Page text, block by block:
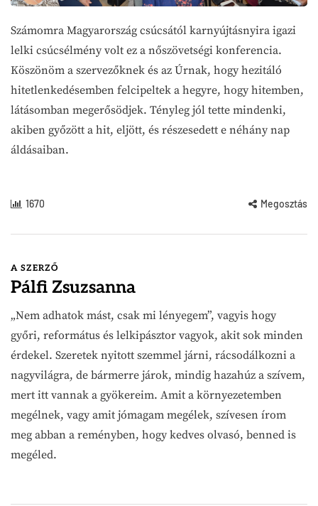
Számomra Magyarország csúcsától karnyújtásnyira igazi
lelki csúcsélmény volt ez a nőszövetségi konferencia.
Köszönöm a szervezőknek és az Úrnak, hogy hezitáló
hitetlenkedésemben felcipeltek a hegyre, hogy hitemben,
látásomban megerősödjek. Tényleg jól tette mindenki,
akiben győzött a hit, eljött, és részesedett e néhány nap
áldásaiban.
1670 Megosztás
A SZERZŐ
Pálfi Zsuzsanna
„Nem adhatok mást, csak mi lényegem”, vagyis hogy
győri, református és lelkipásztor vagyok, akit sok minden
érdekel. Szeretek nyitott szemmel járni, rácsodálkozni a
nagyvilágra, de bármerre járok, mindig hazahúz a szívem,
mert itt vannak a gyökereim. Amit a környezetemben
megélnek, vagy amit jómagam megélek, szívesen írom
meg abban a reményben, hogy kedves olvasó, benned is
megéled.